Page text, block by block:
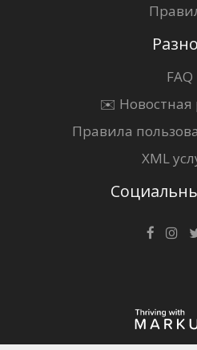
FAQ
✉️ Новостная
Правила
XML